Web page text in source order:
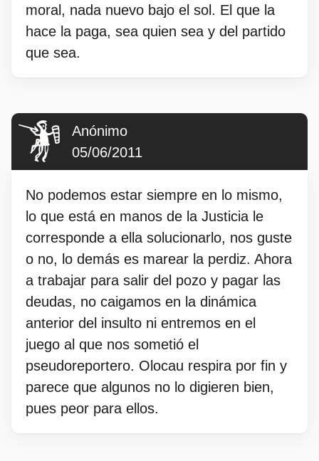
moral, nada nuevo bajo el sol. El que la
hace la paga, sea quien sea y del partido
que sea.
Anónimo
05/06/2011
No podemos estar siempre en lo mismo,
lo que está en manos de la Justicia le
corresponde a ella solucionarlo, nos guste
o no, lo demás es marear la perdiz. Ahora
a trabajar para salir del pozo y pagar las
deudas, no caigamos en la dinámica
anterior del insulto ni entremos en el
juego al que nos sometió el
pseudoreportero. Olocau respira por fin y
parece que algunos no lo digieren bien,
pues peor para ellos.